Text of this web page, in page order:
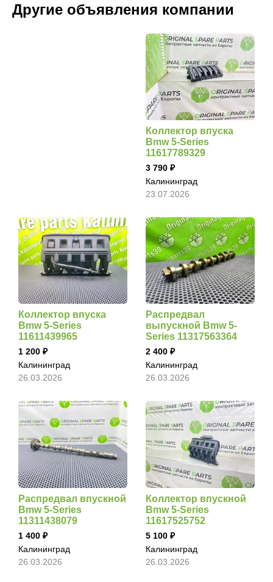
Другие объявления компании
Коллектор впуска
Bmw 5-Series
11617789329
3 790
Калининград
23.07.2026
Коллектор впуска
Bmw 5-Series
11611439965
1 200
Калининград
26.03.2026
Распредвал
выпускной Bmw 5-
Series 11317563364
2 400
Калининград
26.03.2026
Распредвал впускной
Bmw 5-Series
11311438079
1 400
Калининград
26.03.2026
Коллектор впускной
Bmw 5-Series
11617525752
5 100
Калининград
26.03.2026